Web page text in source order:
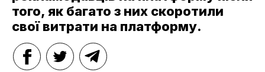
того, як багато з них скоротили
свої витрати на платформу.